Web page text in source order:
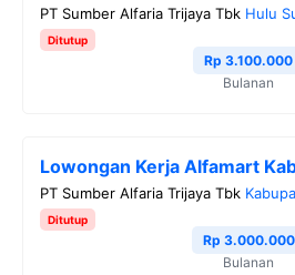
PT Sumber Alfaria Trijaya Tbk Hulu
Ditutup
Rp 3.100.000
Bulanan
Lowongan Kerja Alfamart
PT Sumber Alfaria Trijaya Tbk
Ditutup
Rp 3.000.000
Bulanan